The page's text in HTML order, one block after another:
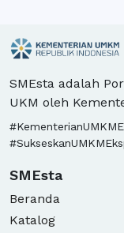
SMEsta adalah
UKM oleh
SMEsta
Beranda
Katalog